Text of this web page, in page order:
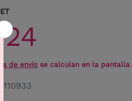
de envío se calculan en la pantalla
5110933